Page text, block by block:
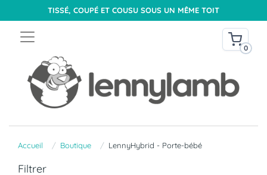
TISSÉ, COUPÉ ET COUSU SOUS UN MÊME TOIT
0
Accueil Boutique LennyHybrid - Porte-bébé
Filtrer